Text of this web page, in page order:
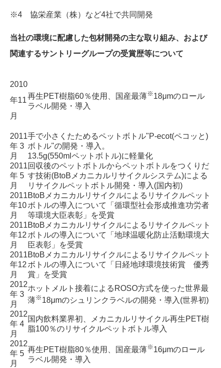
※4 協栄産業（株）など4社で共同開発
当社の環境に配慮した包材開発の主な取り組み、および
関連するサントリーグループの受賞歴等について
2010
年11
月
再生PET樹脂60％使用、国産最薄※ 18μmのロール
ラベル開発・導入
2011
年 3
月
手で小さくたためるペットボトル"P-ecot(ペコッと)
ボトル"の開発・導入。
13.5g(550mlペットボトル)に軽量化
2011
年 5
月
回収後のペットボトルからペットボトルをつくりだ
す技術(BtoBメカニカルリサイクルシステム)による
リサイクルペットボトル開発・導入(国内初)
2011
年10
月
BtoBメカニカルリサイクルによるリサイクルペット
ボトルの導入について
「循環型社会形成推進功労者
等環境大臣表彰」を受賞
2011
年12
月
BtoBメカニカルリサイクルによるリサイクルペット
ボトルの導入について
「地球温暖化防止活動環境大
臣表彰」を受賞
2011
年12
月
BtoBメカニカルリサイクルによるリサイクルペット
ボトルの導入について「日経地球環境技術賞 優秀
賞」を受賞
2012
年 3
月
ホットメルト接着によるROSO方式を使った世界最
薄※ 18μmのシュリンクラベルの開発・導入(世界初)
2012
年 4
月
国内飲料業界初、メカニカルリサイクル再生PET樹
脂100％のリサイクルペットボトル導入
2012
年 5
月
再生PET樹脂80％使用、国産最薄※ 16μmのロール
ラベル開発・導入